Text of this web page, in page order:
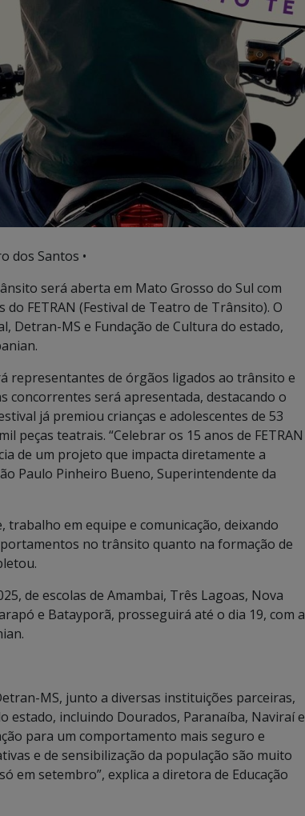
dos Santos •
será aberta em Mato Grosso do Sul com
FETRAN (Festival de Teatro de Trânsito). O
Detran-MS e Fundação de Cultura do estado,
representantes de órgãos ligados ao trânsito e
concorrentes será apresentada, destacando o
já premiou crianças e adolescentes de 53
peças teatrais. “Celebrar os 15 anos de FETRAN
de um projeto que impacta diretamente a
Paulo Pinheiro Bueno, Superintendente da
trabalho em equipe e comunicação, deixando
no trânsito quanto na formação de
de escolas de Amambai, Três Lagoas, Nova
e Batayporã, prosseguirá até o dia 19, com a
MS, junto a diversas instituições parceiras,
estado, incluindo Dourados, Paranaíba, Naviraí e
para um comportamento mais seguro e
e de sensibilização da população são muito
em setembro”, explica a diretora de Educação